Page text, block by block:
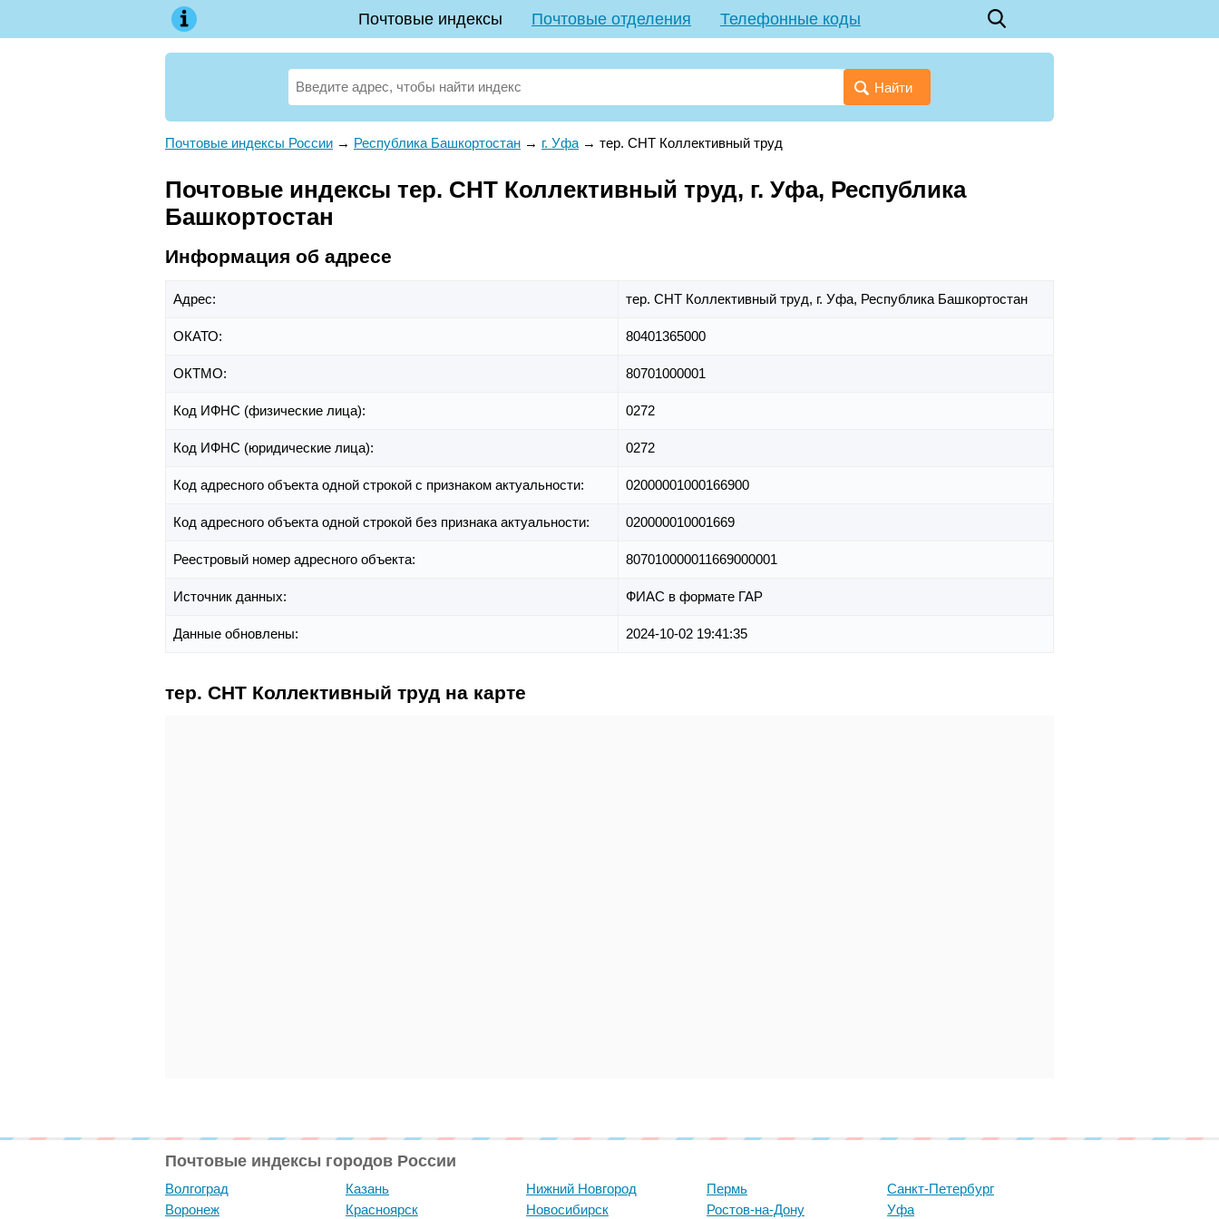
Почтовые индексы Почтовые отделения Телефонные коды
Найти
Почтовые индексы России → Республика Башкортостан → г. Уфа → тер. СНТ Коллективный труд
Почтовые индексы тер. СНТ Коллективный труд, г. Уфа, Республика
Башкортостан
Информация об адресе
Адрес: тер. СНТ Коллективный труд, г. Уфа, Республика Башкортостан
ОКАТО: 80401365000
ОКТМО: 80701000001
Код ИФНС (физические лица): 0272
Код ИФНС (юридические лица): 0272
Код адресного объекта одной строкой с признаком актуальности: 02000001000166900
Код адресного объекта одной строкой без признака актуальности: 020000010001669
Реестровый номер адресного объекта: 807010000011669000001
Источник данных: ФИАС в формате ГАР
Данные обновлены: 2024-10-02 19:41:35
тер. СНТ Коллективный труд на карте
Почтовые индексы городов России
Волгоград
Воронеж
Казань
Красноярск
Нижний Новгород
Новосибирск
Пермь
Ростов-на-Дону
Санкт-Петербург
Уфа